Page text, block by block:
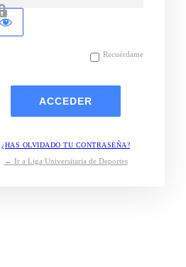
Recuérdame
¿HAS OLVIDADO TU CONTRASEÑA?
← Ir a Liga Universitaria de Deportes